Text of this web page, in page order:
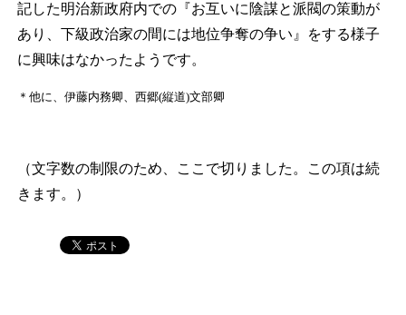
記した明治新政府内での『お互いに陰謀と派閥の策動が
あり、下級政治家の間には地位争奪の争い』をする様子
に興味はなかったようです。
＊ 他に、伊藤内務卿、西郷(縦道)文部卿
（文字数の制限のため、ここで切りました。この項は続
きます。）